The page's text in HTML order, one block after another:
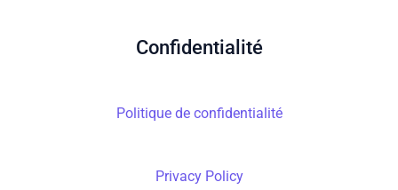
Confidentialité
Politique de confidentialité
Privacy Policy